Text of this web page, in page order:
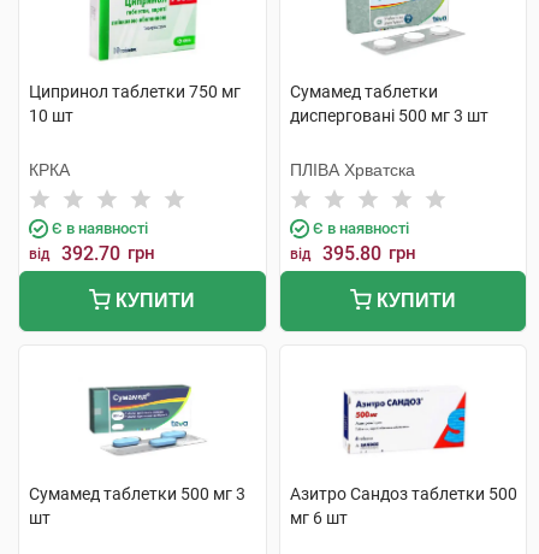
Ципринол таблетки 750 мг
10 шт
КРКА
Є в наявності
від 392.70 грн
КУПИТИ
Сумамед таблетки
дисперговані 500 мг 3 шт
ПЛІВА Хрватска
Є в наявності
від 395.80 грн
КУПИТИ
Сумамед таблетки 500 мг 3
шт
Азитро Сандоз таблетки 500
мг 6 шт